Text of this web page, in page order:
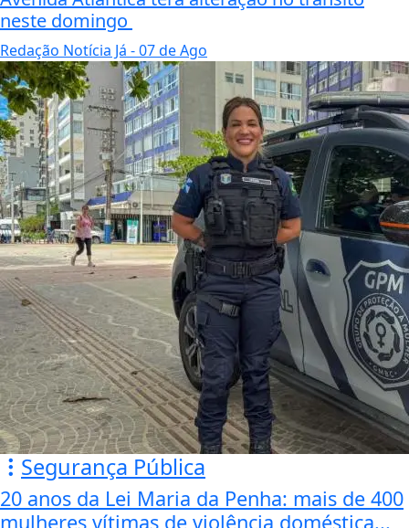
neste domingo
Redação Notícia Já - 07 de Ago
Segurança Pública
20 anos da Lei Maria da Penha: mais de 400
mulheres vítimas de violência doméstica...